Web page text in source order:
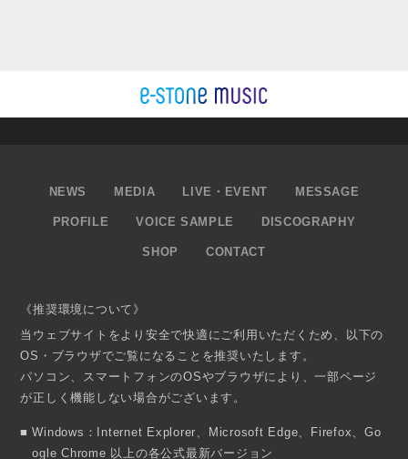
NEWS MEDIA LIVE・EVENT MESSAGE
PROFILE VOICE SAMPLE DISCOGRAPHY
SHOP CONTACT
《推奨環境について》
当ウェブサイトをより安全で快適にご利用いただくため、以下の
OS・ブラウザでご覧になることを推奨いたします。
パソコン、スマートフォンのOSやブラウザにより、一部ページ
が正しく機能しない場合がございます。
Windows：Internet Explorer、Microsoft Edge、Firefox、Go
ogle Chrome 以上の各公式最新バージョン